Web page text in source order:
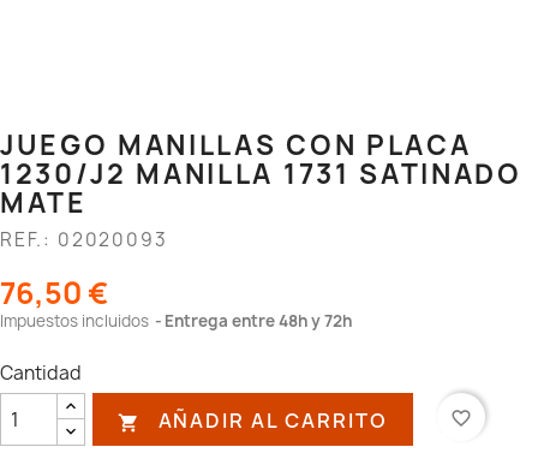
JUEGO MANILLAS CON PLACA
1230/J2 MANILLA 1731 SATINADO
MATE
REF.: 02020093
76,50 €
Impuestos incluidos Entrega entre 48h y 72h
Cantidad
 AÑADIR AL CARRITO favorite_border